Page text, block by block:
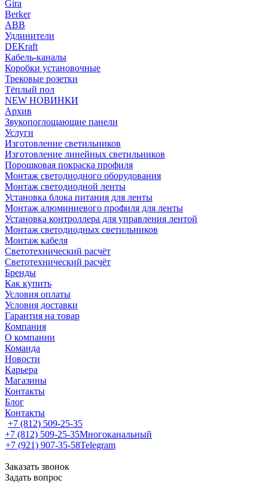
Gira
Berker
ABB
Удлинители
DEKraft
Кабель-каналы
Коробки установочные
Трековые розетки
Тёплый пол
NEW НОВИНКИ
Архив
Звукопоглощающие панели
Услуги
Изготовление светильников
Изготовление линейных светильников
Порошковая покраска профиля
Монтаж светодиодного оборудования
Монтаж светодиодной ленты
Установка блока питания для ленты
Монтаж алюминиевого профиля для ленты
Установка контроллера для управления лентой
Монтаж светодиодных светильников
Монтаж кабеля
Светотехнический расчёт
Светотехнический расчёт
Бренды
Как купить
Условия оплаты
Условия доставки
Гарантия на товар
Компания
О компании
Команда
Новости
Карьера
Магазины
Контакты
Блог
Контакты
+7 (812) 509-25-35
+7 (812) 509-25-35Многоканальный
+7 (921) 907-35-58Telegram
Заказать звонок
Задать вопрос